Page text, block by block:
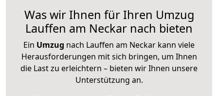
Was wir Ihnen für Ihren Umzug
Lauffen am Neckar nach bieten
Ein Umzug nach Lauffen am Neckar kann viele
Herausforderungen mit sich bringen, um Ihnen
die Last zu erleichtern – bieten wir Ihnen unsere
Unterstützung an.